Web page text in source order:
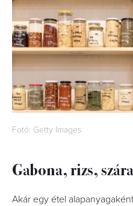
Fotó: Getty Images
Gabona, rizs,
Akár egy étel